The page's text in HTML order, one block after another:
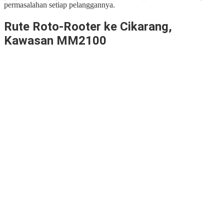
permasalahan setiap pelanggannya.
Rute Roto-Rooter ke Cikarang,
Kawasan MM2100